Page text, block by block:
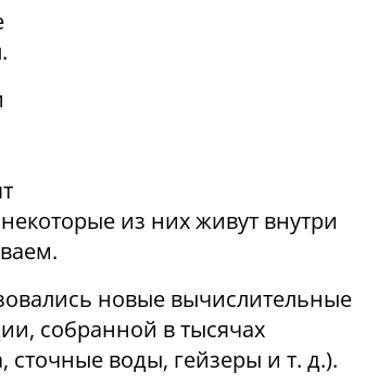
из них живут внутри
новые вычислительные
собранной в тысячах
воды, гейзеры и т. д.).